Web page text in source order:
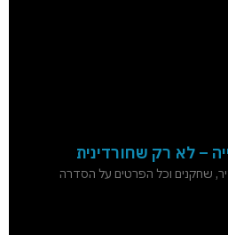
– תקציר, שחקנים וכל הפרטים על הסדרה